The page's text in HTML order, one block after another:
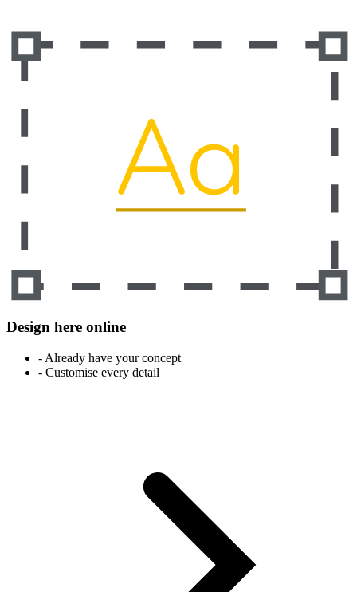
Design here online
- Already have your concept
- Customise every detail